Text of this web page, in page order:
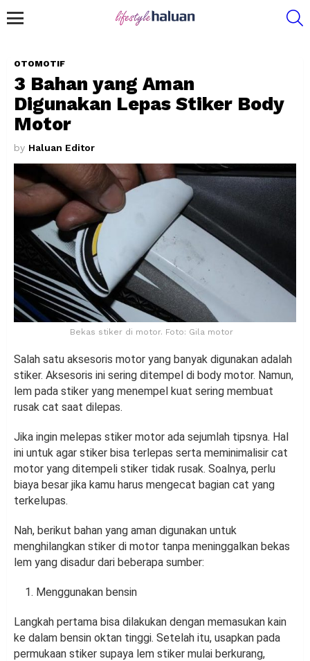
OTOMOTIF
3 Bahan yang Aman
Digunakan Lepas Stiker Body
Motor
by Haluan Editor
Bekas stiker di motor. Foto: Gila motor
Salah satu aksesoris motor yang banyak digunakan adalah
stiker. Aksesoris ini sering ditempel di body motor. Namun,
lem pada stiker yang menempel kuat sering membuat
rusak cat saat dilepas.
Jika ingin melepas stiker motor ada sejumlah tipsnya. Hal
ini untuk agar stiker bisa terlepas serta meminimalisir cat
motor yang ditempeli stiker tidak rusak. Soalnya, perlu
biaya besar jika kamu harus mengecat bagian cat yang
terkelupas.
Nah, berikut bahan yang aman digunakan untuk
menghilangkan stiker di motor tanpa meninggalkan bekas
lem yang disadur dari beberapa sumber:
Menggunakan bensin
Langkah pertama bisa dilakukan dengan memasukan kain
ke dalam bensin oktan tinggi. Setelah itu, usapkan pada
permukaan stiker supaya lem stiker mulai berkurang,